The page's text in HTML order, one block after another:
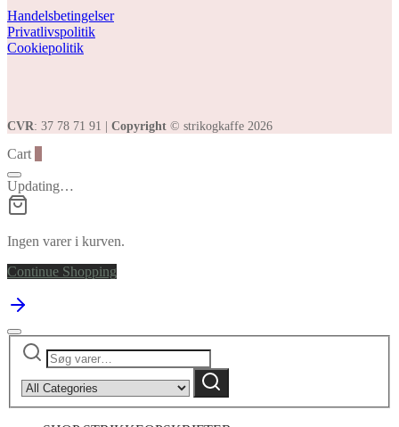
Handelsbetingelser
Privatlivspolitik
Cookiepolitik
CVR: 37 78 71 91 | Copyright © strikogkaffe 2026
Cart
Updating…
Ingen varer i kurven.
Continue Shopping
Søg
efter:
by
category:
Søg